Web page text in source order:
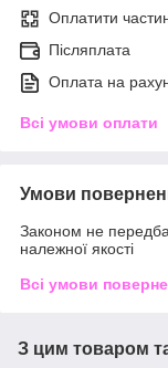
Оплатити
Післяплата
Оплата на
Всі умови оплати
Умови
Законом не
належної якості
Всі умови
З цим товаром